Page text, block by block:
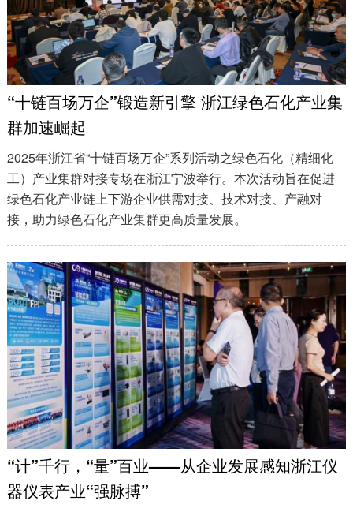
“十链百场万企”锻造新引擎 浙江绿色石化产业集
群加速崛起
2025年浙江省“十链百场万企”系列活动之绿色石化（精细化
工）产业集群对接专场在浙江宁波举行。本次活动旨在促进
绿色石化产业链上下游企业供需对接、技术对接、产融对
接，助力绿色石化产业集群更高质量发展。
“计”千行，“量”百业——从企业发展感知浙江仪
器仪表产业“强脉搏”